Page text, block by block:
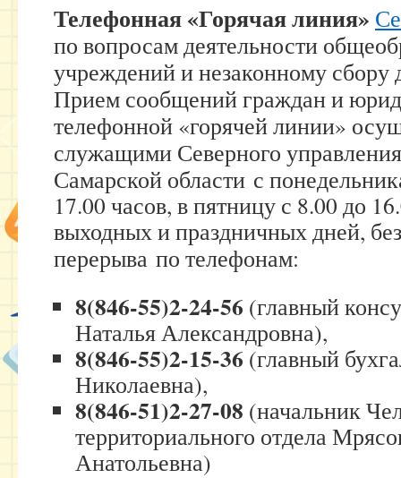
Телефонная «Горячая линия»
по вопросам деятельности
учреждений и незаконному
Прием сообщений граждан и
телефонной «горячей линии»
служащими Северного
Самарской области с
17.00 часов, в пятницу с 8.00 до
выходных и праздничных дней,
перерыва по телефонам:
8(846-55)2-24-56 (главный
Наталья Александровна),
8(846-55)2-15-36 (главный
Николаевна),
8(846-51)2-27-08 (начальник
территориального отдела
Анатольевна)